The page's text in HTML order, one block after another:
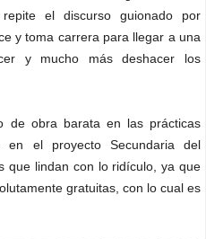
el discurso guionado por
y toma carrera para llegar a una
y mucho más deshacer los
de obra barata en las prácticas
en el proyecto Secundaria del
que lindan con lo ridículo, ya que
gratuitas, con lo cual es